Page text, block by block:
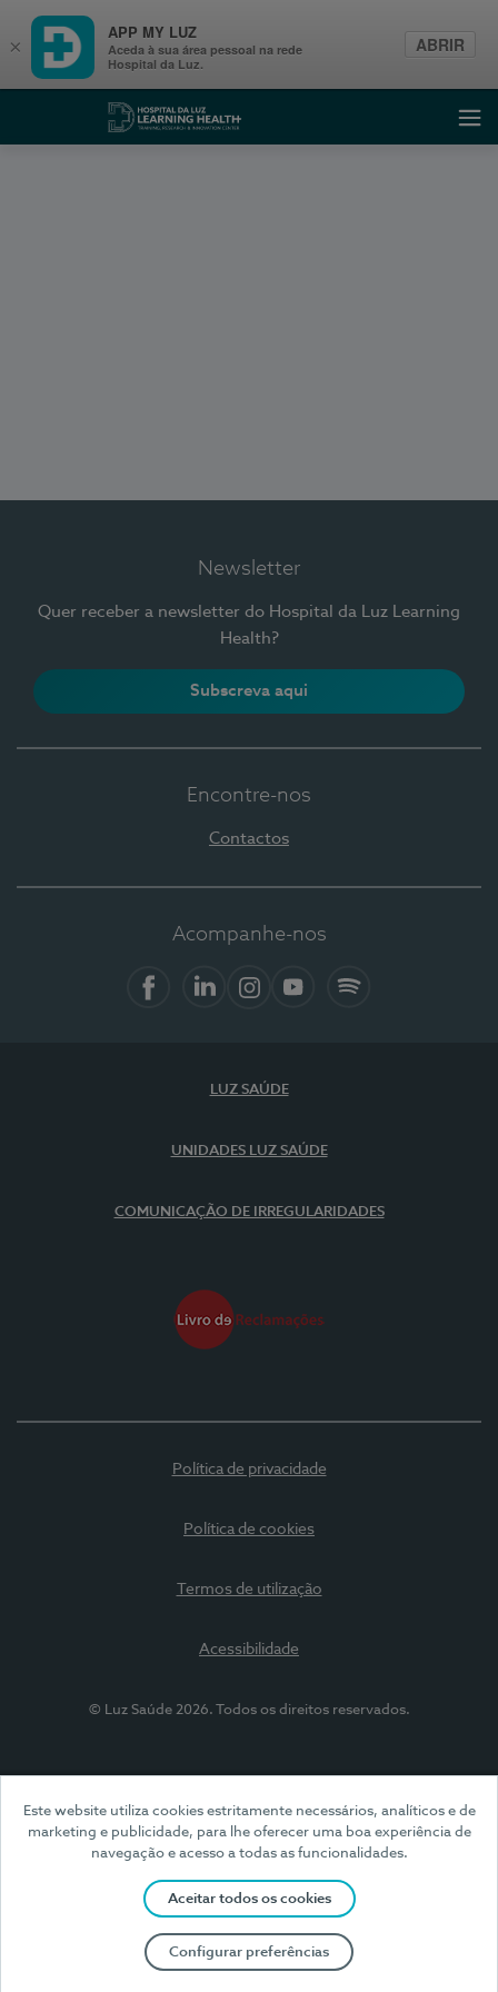
Este website utiliza cookies estritamente necessários, analíticos e de
marketing e publicidade, para lhe oferecer uma boa experiência de
navegação e acesso a todas as funcionalidades.
Aceitar todos os cookies
Configurar preferências
Learning Health
Newsletter
Quer receber a newsletter do Hospital da Luz Learning
Health?
Subscreva aqui
Encontre-nos
Contactos
Acompanhe-nos
LUZ SAÚDE
UNIDADES LUZ SAÚDE
COMUNICAÇÃO DE IRREGULARIDADES
Política de privacidade
Política de cookies
Termos de utilização
Acessibilidade
© Luz Saúde 2026. Todos os direitos reservados.
×
APP MY LUZ
Aceda à sua área pessoal na rede
Hospital da Luz.
ABRIR